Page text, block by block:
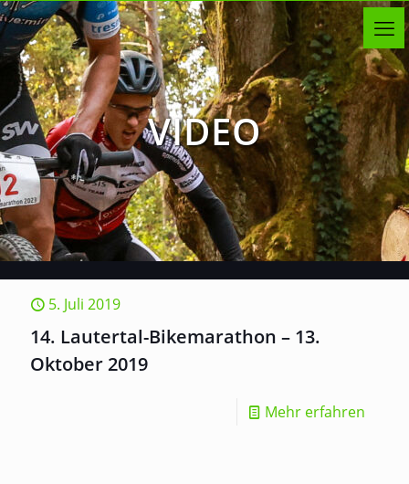
VIDEO
5. Juli 2019
14. Lautertal-Bikemarathon – 13.
Oktober 2019
Mehr erfahren